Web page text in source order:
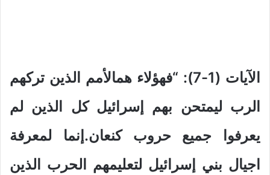
الآيات (1-7): “فهؤلاء همالأمم الذين تركهم
الرب ليمتحن بهم إسرائيل كل الذين لم
يعرفوا جميع حروب كنعان.إنما لمعرفة
اجيال بني إسرائيل لتعليمهم الحرب الذين